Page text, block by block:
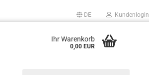
DE Kundenlogin
Ihr Warenkorb
0,00 EUR